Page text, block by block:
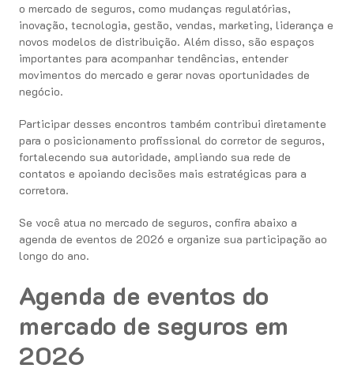
o mercado de seguros, como mudanças regulatórias,
inovação, tecnologia, gestão, vendas, marketing, liderança e
novos modelos de distribuição. Além disso, são espaços
importantes para acompanhar tendências, entender
movimentos do mercado e gerar novas oportunidades de
negócio.
Participar desses encontros também contribui diretamente
para o posicionamento profissional do corretor de seguros,
fortalecendo sua autoridade, ampliando sua rede de
contatos e apoiando decisões mais estratégicas para a
corretora.
Se você atua no mercado de seguros, confira abaixo a
agenda de eventos de 2026 e organize sua participação ao
longo do ano.
Agenda de eventos do
mercado de seguros em
2026